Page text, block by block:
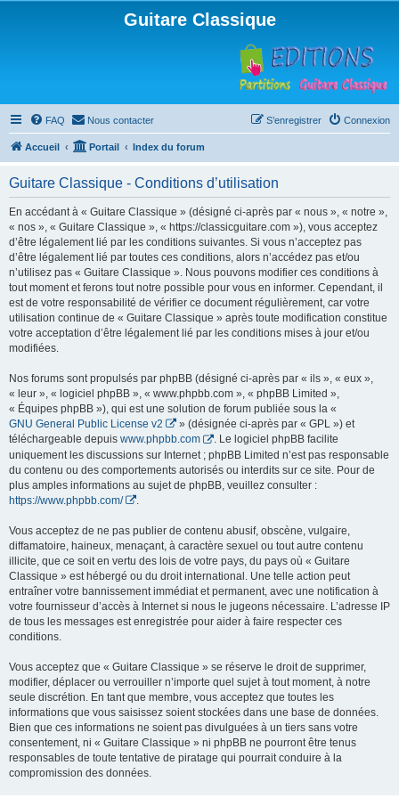
Guitare Classique
FAQ Nous contacter Connexion
S’enregistrer
Accueil Portail Index du forum
Guitare Classique - Conditions d’utilisation
En accédant à « Guitare Classique » (désigné ci-après par « nous », « notre »,
« nos », « Guitare Classique », « https://classicguitare.com »), vous acceptez
d’être légalement lié par les conditions suivantes. Si vous n’acceptez pas
d’être légalement lié par toutes ces conditions, alors n’accédez pas et/ou
n’utilisez pas « Guitare Classique ». Nous pouvons modifier ces conditions à
tout moment et ferons tout notre possible pour vous en informer. Cependant, il
est de votre responsabilité de vérifier ce document régulièrement, car votre
utilisation continue de « Guitare Classique » après toute modification constitue
votre acceptation d’être légalement lié par les conditions mises à jour et/ou
modifiées.
Nos forums sont propulsés par phpBB (désigné ci-après par « ils », « eux »,
« leur », « logiciel phpBB », « www.phpbb.com », « phpBB Limited »,
« Équipes phpBB »), qui est une solution de forum publiée sous la «
GNU General Public License v2
» (désignée ci-après par « GPL ») et
téléchargeable depuis www.phpbb.com
. Le logiciel phpBB facilite
uniquement les discussions sur Internet ; phpBB Limited n’est pas responsable
du contenu ou des comportements autorisés ou interdits sur ce site. Pour de
plus amples informations au sujet de phpBB, veuillez consulter :
https://www.phpbb.com/
Vous acceptez de ne pas publier de contenu abusif, obscène, vulgaire,
diffamatoire, haineux, menaçant, à caractère sexuel ou tout autre contenu
illicite, que ce soit en vertu des lois de votre pays, du pays où « Guitare
Classique » est hébergé ou du droit international. Une telle action peut
entraîner votre bannissement immédiat et permanent, avec une notification à
votre fournisseur d’accès à Internet si nous le jugeons nécessaire. L’adresse IP
de tous les messages est enregistrée pour aider à faire respecter ces
conditions.
Vous acceptez que « Guitare Classique » se réserve le droit de supprimer,
modifier, déplacer ou verrouiller n’importe quel sujet à tout moment, à notre
seule discrétion. En tant que membre, vous acceptez que toutes les
informations que vous saisissez soient stockées dans une base de données.
Bien que ces informations ne soient pas divulguées à un tiers sans votre
consentement, ni « Guitare Classique » ni phpBB ne pourront être tenus
responsables de toute tentative de piratage qui pourrait conduire à la
compromission des données.